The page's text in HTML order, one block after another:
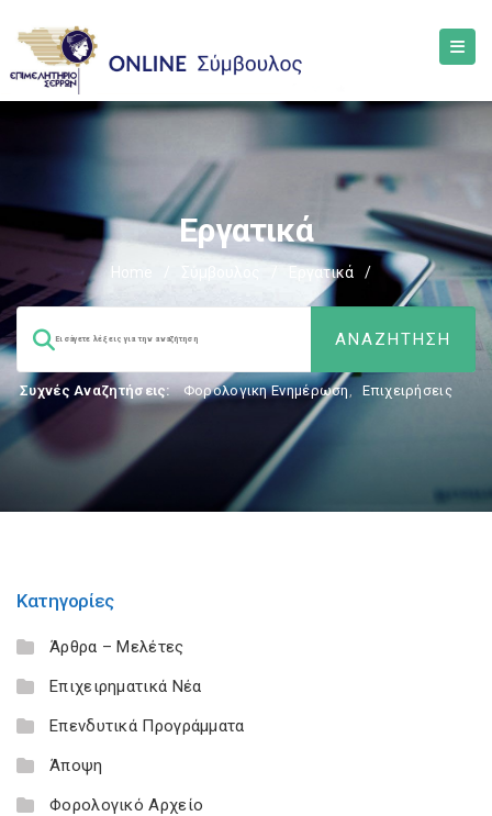
Εργατικά
Home Σύμβουλος Εργατικά /
Συχνές Αναζητήσεις: Φορολογικη Ενημέρωση, Επιχειρήσεις
Κατηγορίες
Άρθρα – Μελέτες
Επιχειρηματικά Νέα
Επενδυτικά Προγράμματα
Άποψη
Φορολογικό Αρχείο